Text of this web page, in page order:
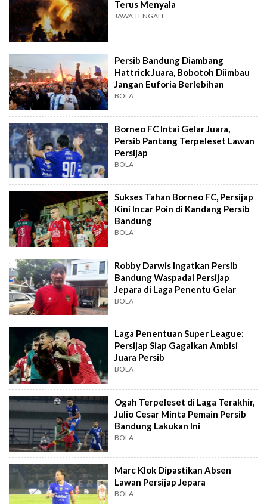
Terus Menyala
JAWA TENGAH
Persib Bandung Diambang
Hattrick Juara, Bobotoh Diimbau
Jangan Euforia Berlebihan
BOLA
Borneo FC Intai Gelar Juara,
Persib Pantang Terpeleset Lawan
Persijap
BOLA
Sukses Tahan Borneo FC, Persijap
Kini Incar Poin di Kandang Persib
Bandung
BOLA
Robby Darwis Ingatkan Persib
Bandung Waspadai Persijap
Jepara di Laga Penentu Gelar
BOLA
Laga Penentuan Super League:
Persijap Siap Gagalkan Ambisi
Juara Persib
BOLA
Ogah Terpeleset di Laga Terakhir,
Julio Cesar Minta Pemain Persib
Bandung Lakukan Ini
BOLA
Marc Klok Dipastikan Absen
Lawan Persijap Jepara
BOLA